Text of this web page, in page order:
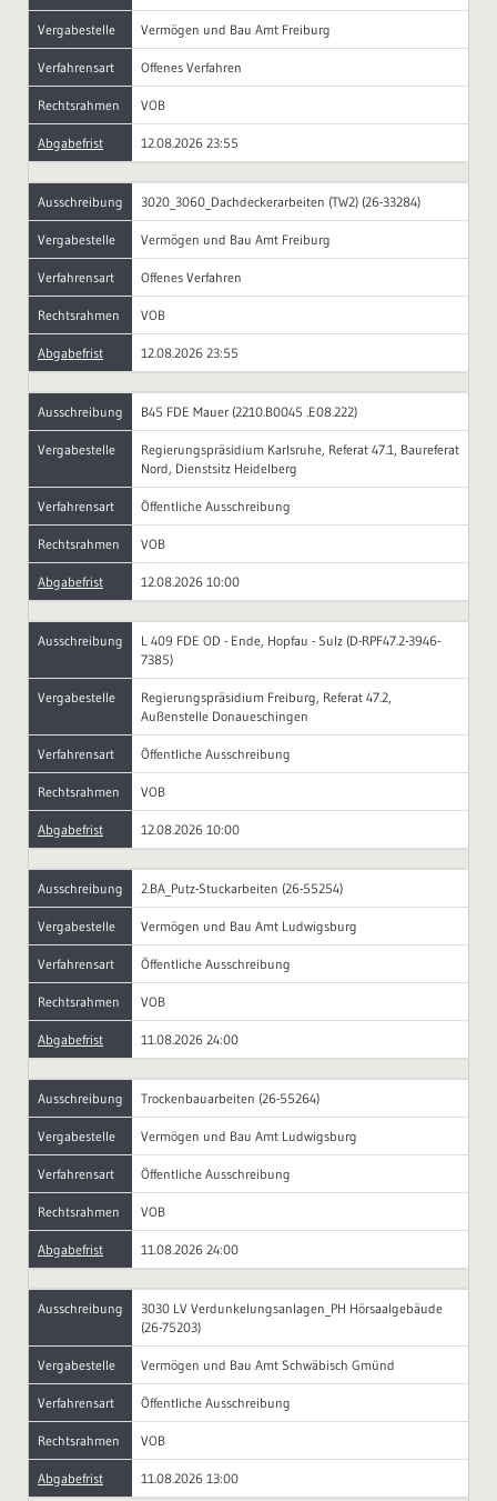
Vergabestelle Vermögen und Bau Amt Freiburg
Verfahrensart Offenes Verfahren
Rechtsrahmen VOB
Abgabefrist 12.08.2026 23:55
Ausschreibung 3020_3060_Dachdeckerarbeiten (TW2) (26-33284)
Vergabestelle Vermögen und Bau Amt Freiburg
Verfahrensart Offenes Verfahren
Rechtsrahmen VOB
Abgabefrist 12.08.2026 23:55
Ausschreibung B45 FDE Mauer (2210.B0045 .E08.222)
Vergabestelle
Regierungspräsidium Karlsruhe, Referat 47.1, Baureferat
Nord, Dienstsitz Heidelberg
Verfahrensart Öffentliche Ausschreibung
Rechtsrahmen VOB
Abgabefrist 12.08.2026 10:00
Ausschreibung
L 409 FDE OD - Ende, Hopfau - Sulz (D-RPF47.2-3946-
7385)
Vergabestelle
Regierungspräsidium Freiburg, Referat 47.2,
Außenstelle Donaueschingen
Verfahrensart Öffentliche Ausschreibung
Rechtsrahmen VOB
Abgabefrist 12.08.2026 10:00
Ausschreibung 2.BA_Putz-Stuckarbeiten (26-55254)
Vergabestelle Vermögen und Bau Amt Ludwigsburg
Verfahrensart Öffentliche Ausschreibung
Rechtsrahmen VOB
Abgabefrist 11.08.2026 24:00
Ausschreibung Trockenbauarbeiten (26-55264)
Vergabestelle Vermögen und Bau Amt Ludwigsburg
Verfahrensart Öffentliche Ausschreibung
Rechtsrahmen VOB
Abgabefrist 11.08.2026 24:00
Ausschreibung
3030 LV Verdunkelungsanlagen_PH Hörsaalgebäude
(26-75203)
Vergabestelle Vermögen und Bau Amt Schwäbisch Gmünd
Verfahrensart Öffentliche Ausschreibung
Rechtsrahmen VOB
Abgabefrist 11.08.2026 13:00